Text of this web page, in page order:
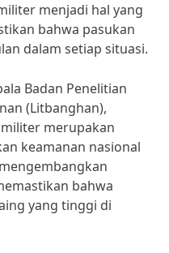
menjadi hal yang
bahwa pasukan
dalam setiap situasi.
Badan Penelitian
(Litbanghan),
merupakan
keamanan nasional
bahwa
yang tinggi di